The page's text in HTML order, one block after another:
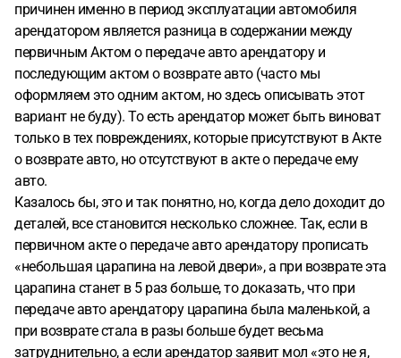
причинен именно в период эксплуатации автомобиля
арендатором является разница в содержании между
первичным Актом о передаче авто арендатору и
последующим актом о возврате авто (часто мы
оформляем это одним актом, но здесь описывать этот
вариант не буду). То есть арендатор может быть виноват
только в тех повреждениях, которые присутствуют в Акте
о возврате авто, но отсутствуют в акте о передаче ему
авто.
Казалось бы, это и так понятно, но, когда дело доходит до
деталей, все становится несколько сложнее. Так, если в
первичном акте о передаче авто арендатору прописать
«небольшая царапина на левой двери», а при возврате эта
царапина станет в 5 раз больше, то доказать, что при
передаче авто арендатору царапина была маленькой, а
при возврате стала в разы больше будет весьма
затруднительно, а если арендатор заявит мол «это не я,